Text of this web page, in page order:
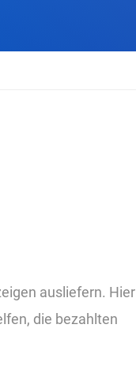
ausliefern. Hier
die bezahlten